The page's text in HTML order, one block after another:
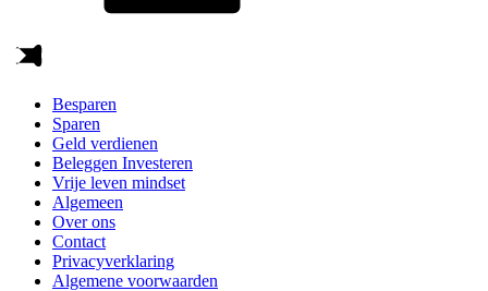
Besparen
Sparen
Geld verdienen
Beleggen Investeren
Vrije leven mindset
Algemeen
Over ons
Contact
Privacyverklaring
Algemene voorwaarden